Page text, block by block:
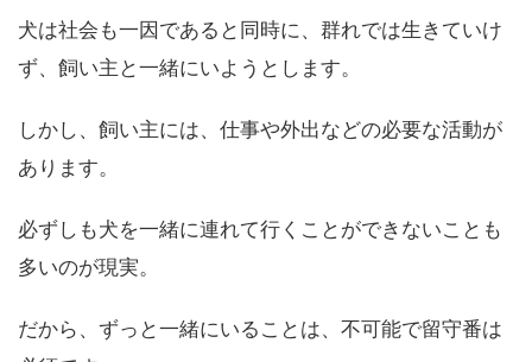
犬は社会も一因であると同時に、群れでは生きていけ
ず、飼い主と一緒にいようとします。
しかし、飼い主には、仕事や外出などの必要な活動が
あります。
必ずしも犬を一緒に連れて行くことができないことも
多いのが現実。
だから、ずっと一緒にいることは、不可能で留守番は